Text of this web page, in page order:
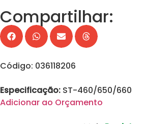
Compartilhar:
Código: 036118206
Especificação: ST-460/650/660
Adicionar ao Orçamento